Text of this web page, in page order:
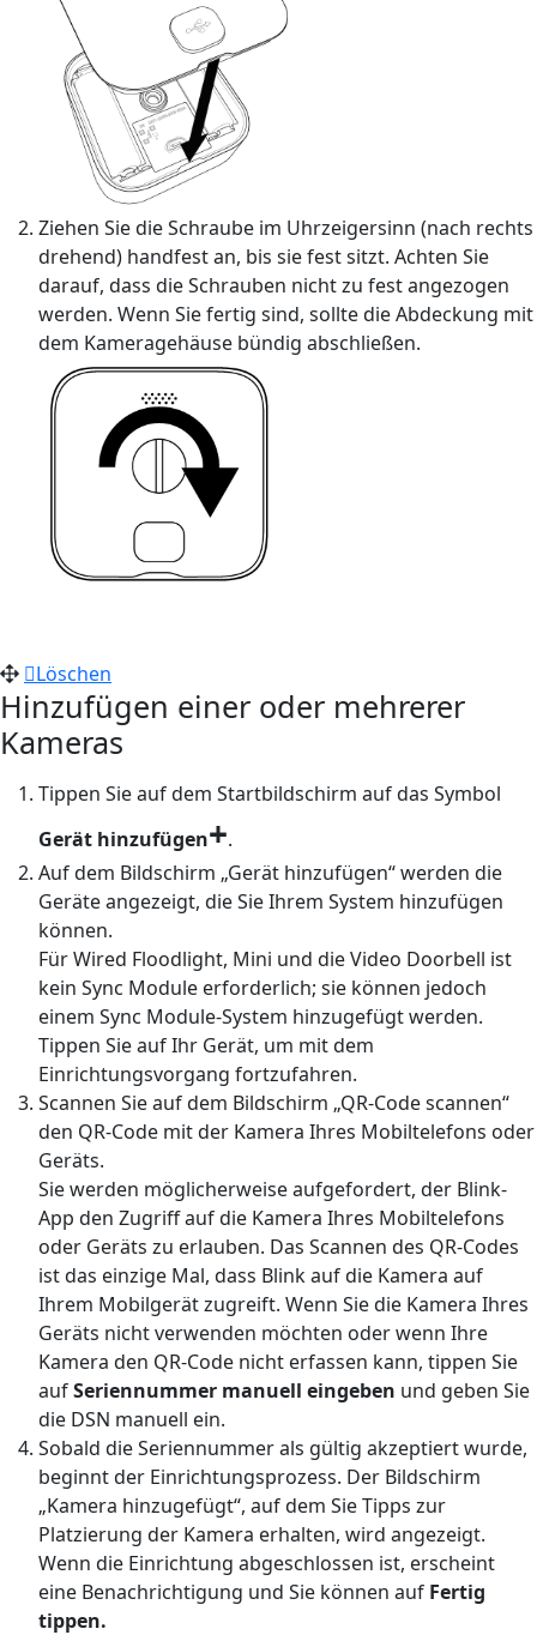
Ziehen Sie die Schraube im Uhrzeigersinn (nach rechts
drehend) handfest an, bis sie fest sitzt. Achten Sie
darauf, dass die Schrauben nicht zu fest angezogen
werden. Wenn Sie fertig sind, sollte die Abdeckung mit
dem Kameragehäuse bündig abschließen.
Löschen
Hinzufügen einer oder mehrerer
Kameras
Tippen Sie auf dem Startbildschirm auf das Symbol
Gerät hinzufügen+.
Auf dem Bildschirm „Gerät hinzufügen“ werden die
Geräte angezeigt, die Sie Ihrem System hinzufügen
können.
Für Wired Floodlight, Mini und die Video Doorbell ist
kein Sync Module erforderlich; sie können jedoch
einem Sync Module-System hinzugefügt werden.
Tippen Sie auf Ihr Gerät, um mit dem
Einrichtungsvorgang fortzufahren.
Scannen Sie auf dem Bildschirm „QR-Code scannen“
den QR-Code mit der Kamera Ihres Mobiltelefons oder
Geräts.
Sie werden möglicherweise aufgefordert, der Blink-
App den Zugriff auf die Kamera Ihres Mobiltelefons
oder Geräts zu erlauben. Das Scannen des QR-Codes
ist das einzige Mal, dass Blink auf die Kamera auf
Ihrem Mobilgerät zugreift. Wenn Sie die Kamera Ihres
Geräts nicht verwenden möchten oder wenn Ihre
Kamera den QR-Code nicht erfassen kann, tippen Sie
aufSeriennummer manuell eingeben und geben Sie
die DSN manuell ein.
Sobald die Seriennummer als gültig akzeptiert wurde,
beginnt der Einrichtungsprozess. Der Bildschirm
„Kamera hinzugefügt“, auf dem Sie Tipps zur
Platzierung der Kamera erhalten, wird angezeigt.
Wenn die Einrichtung abgeschlossen ist, erscheint
eine Benachrichtigung und Sie können auf Fertig
tippen.